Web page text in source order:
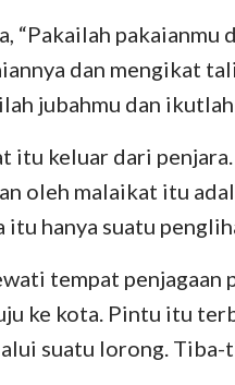
“Pakailah pakaianmu
dan mengikat
jubahmu dan ikutlah
itu keluar dari
oleh malaikat itu
hanya suatu
tempat penjagaan
ke kota. Pintu itu
suatu lorong.